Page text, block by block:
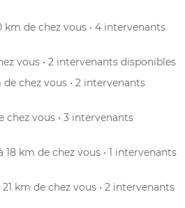
km de chez vous • 4 intervenants
vous • 2 intervenants disponibles
de chez vous • 2 intervenants
chez vous • 3 intervenants
18 km de chez vous • 1 intervenants
21 km de chez vous • 2 intervenants